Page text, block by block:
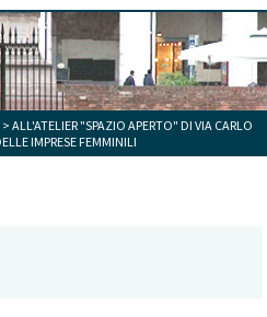
> ALL'ATELIER "SPAZIO APERTO" DI VIA CARLO
IMPRESE FEMMINILI